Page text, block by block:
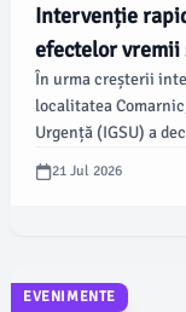
Intervenție
efectelor vremii
În urma creșterii
localitatea
Urgență (IGSU) a
intervenție. Aceste
teren pentru a face
21 Jul 2026
EVENIMENTE